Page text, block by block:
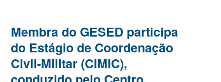
Membra do GESED participa
do Estágio de Coordenação
Civil-Militar (CIMIC),